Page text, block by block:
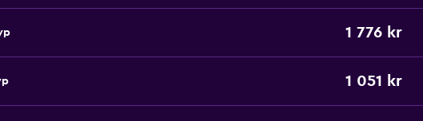
1 776 kr
1 051 kr